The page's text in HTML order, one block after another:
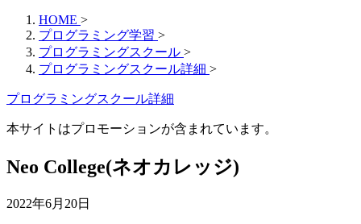
HOME >
プログラミング学習 >
プログラミングスクール >
プログラミングスクール詳細 >
プログラミングスクール詳細
本サイトはプロモーションが含まれています。
Neo College(ネオカレッジ)
2022年6月20日